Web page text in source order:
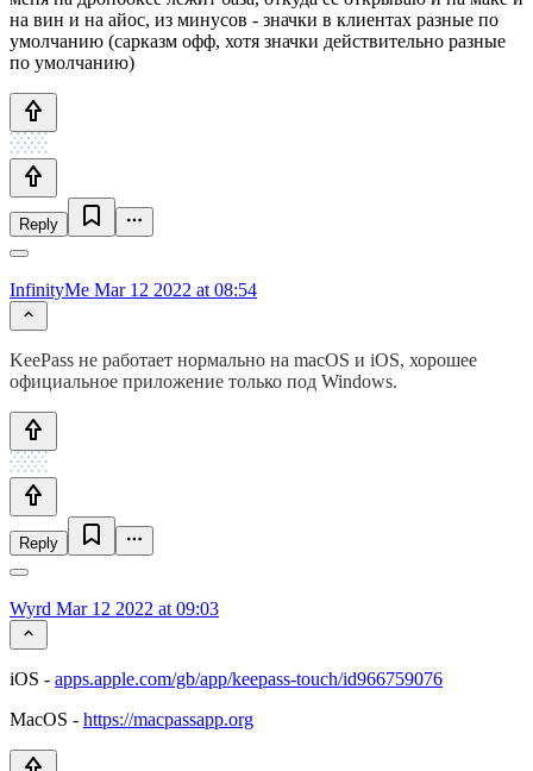
на вин и на айос, из минусов - значки в клиентах разные по
умолчанию (сарказм офф, хотя значки действительно разные
по умолчанию)
Reply
InfinityMe Mar 12 2022 at 08:54
KeePass не работает нормально на macOS и iOS, хорошее
официальное приложение только под Windows.
Reply
Wyrd Mar 12 2022 at 09:03
iOS - apps.apple.com/gb/app/keepass-touch/id966759076
MacOS - https://macpassapp.org